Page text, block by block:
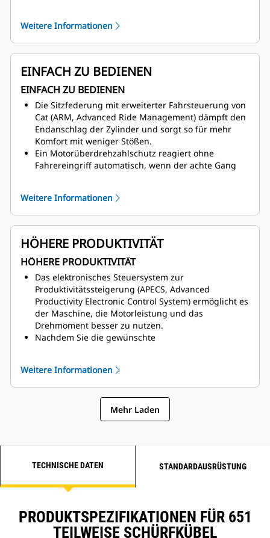
Temperatur in der Fahrerkabine.
Weitere Informationen
EINFACH ZU BEDIENEN
EINFACH ZU BEDIENEN
Die Sitzfederung mit erweiterter Fahrsteuerung von
Cat (ARM, Advanced Ride Management) dämpft den
Endanschlag der Zylinder und sorgt so für mehr
Komfort mit weniger Stößen.
Ein Motorüberdrehzahlschutz reagiert ohne
Fahrereingriff automatisch, wenn der achte Gang
Steuerbefehl für die Drosselklappe beendet und die
Motorkompressionsbremse aktiviert wird.
Weitere Informationen
HÖHERE PRODUKTIVITÄT
HÖHERE PRODUKTIVITÄT
Das elektronisches Steuersystem zur
Produktivitätssteigerung (APECS, Advanced
Productivity Electronic Control System) ermöglicht es
der Maschine, die Motorleistung und das
Drehmoment besser zu nutzen.
Nachdem Sie die gewünschte
automatisch der Gang gewählt, der für Motor und
Getriebe optimal ist. So wird in Bereichen mit
reduzierter Geschwindigkeit weniger Kraftstoff
Der Maschinendrehzahlbegrenzer ersetzt die Wahl
Die Festbremsautomatik sorgt nach dem Anlassen
unter kalten Bedingungen.
Weitere Informationen
Mehr Laden
TECHNISCHE DATEN STANDARDAUSRÜSTUNG
PRODUKTSPEZIFIKATIONEN FÜR 651
TEILWEISE SCHÜRFKÜBEL